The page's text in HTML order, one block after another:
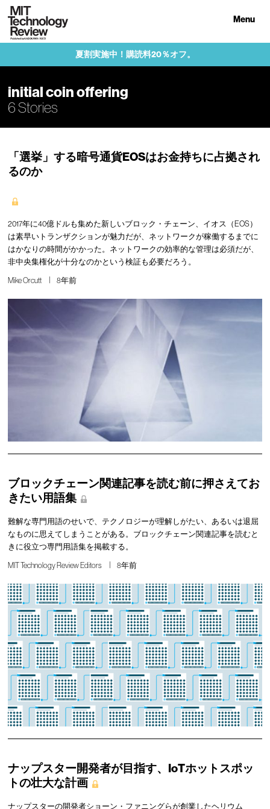
Menu
夏割実施中！購読料20％オフ。
initial coin offering
6 Stories
「選挙」する暗号通貨EOSはお金持ちに占拠され
るのか
2017年に40億ドルも集めた新しいブロック・チェーン、イオス（EOS）
は素早いトランザクションが魅力だが、ネットワークが稼働するまでに
はかなりの時間がかかった。ネットワークの効率的な管理は必須だが、
非中央集権化が十分なのかという検証も必要だろう。
Mike Orcutt 8年前
ブロックチェーン関連記事を読む前に押さえてお
きたい用語集
難解な専門用語のせいで、テクノロジーが理解しがたい、あるいは退屈
なものに思えてしまうことがある。ブロックチェーン関連記事を読むと
きに役立つ専門用語集を掲載する。
MIT Technology Review Editors 8年前
ナップスター開発者が目指す、IoTホットスポッ
トの壮大な計画
ナップスターの開発者ショーン・ファニングらが創業したヘリウム